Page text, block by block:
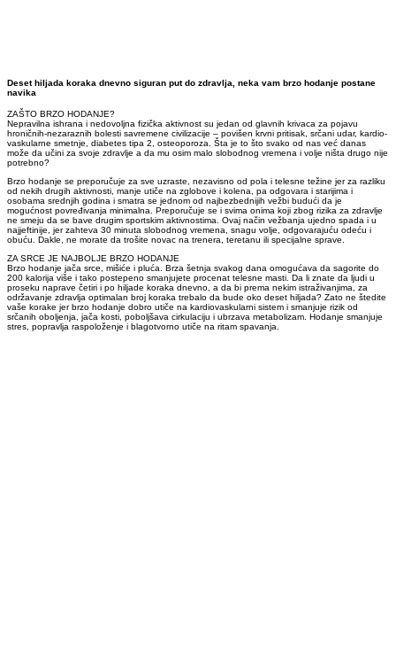
Deset hiljada koraka dnevno siguran put do zdravlja, neka vam brzo hodanje postane
navika
ZAŠTO BRZO HODANJE?
Nepravilna ishrana i nedovoljna fizička aktivnost su jedan od glavnih krivaca za pojavu
hroničnih-nezaraznih bolesti savremene civilizacije – povišen krvni pritisak, srčani udar, kardio-
vaskularne smetnje, diabetes tipa 2, osteoporoza. Šta je to što svako od nas već danas
može da učini za svoje zdravlje a da mu osim malo slobodnog vremena i volje ništa drugo nije
potrebno?
Brzo hodanje se preporučuje za sve uzraste, nezavisno od pola i telesne težine jer za razliku
od nekih drugih aktivnosti, manje utiče na zglobove i kolena, pa odgovara i starijima i
osobama srednjih godina i smatra se jednom od najbezbednijih vežbi budući da je
mogućnost povređivanja minimalna. Preporučuje se i svima onima koji zbog rizika za zdravlje
ne smeju da se bave drugim sportskim aktivnostima. Ovaj način vežbanja ujedno spada i u
najjeftinije, jer zahteva 30 minuta slobodnog vremena, snagu volje, odgovarajuću odeću i
obuću. Dakle, ne morate da trošite novac na trenera, teretanu ili specijalne sprave.
ZA SRCE JE NAJBOLJE BRZO HODANJE
Brzo hodanje jača srce, mišiće i pluća. Brza šetnja svakog dana omogućava da sagorite do
200 kalorija više i tako postepeno smanjujete procenat telesne masti. Da li znate da ljudi u
proseku naprave četiri i po hiljade koraka dnevno, a da bi prema nekim istraživanjima, za
održavanje zdravlja optimalan broj koraka trebalo da bude oko deset hiljada? Zato ne štedite
vaše korake jer brzo hodanje dobro utiče na kardiovaskularni sistem i smanjuje rizik od
srčanih oboljenja, jača kosti, poboljšava cirkulaciju i ubrzava metabolizam. Hodanje smanjuje
stres, popravlja raspoloženje i blagotvorno utiče na ritam spavanja.